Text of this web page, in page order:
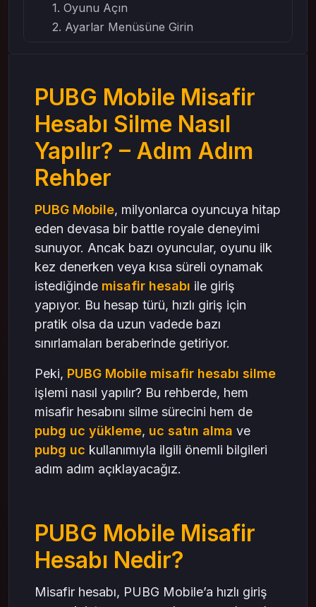
1. Oyunu Açın
2. Ayarlar Menüsüne Girin
5. Verileri Temizleyin
Misafir Hesabı Silmeden Önce Dikkat Etmeniz
Gerekenler
PUBG UC Yükleme ve Misafir Hesap Riski
UC Satın Alma Öncesi Hesap Güvenliği
PUBG UC Kullanım Stratejileri
PUBG Mobile Hesap Türleri Arasında Geçiş
Misafir Hesap Silme ve Yeni Başlangıç
Sonuç: PUBG Mobile’da Güvenli ve Kalıcı
Hesap Kullanımı
Mas4games ile Güvenilir PUBG UC Yükleme
Deneyimi
PUBG Mobile Misafir
Hesabı Silme Nasıl
Yapılır? – Adım Adım
Rehber
PUBG Mobile, milyonlarca oyuncuya hitap
eden devasa bir battle royale deneyimi
sunuyor. Ancak bazı oyuncular, oyunu ilk
kez denerken veya kısa süreli oynamak
istediğinde misafir hesabı ile giriş
yapıyor. Bu hesap türü, hızlı giriş için
pratik olsa da uzun vadede bazı
sınırlamaları beraberinde getiriyor.
Peki, PUBG Mobile misafir hesabı silme
işlemi nasıl yapılır? Bu rehberde, hem
misafir hesabını silme sürecini hem de
pubg uc yükleme, uc satın alma ve
pubg uc kullanımıyla ilgili önemli bilgileri
adım adım açıklayacağız.
PUBG Mobile Misafir
Hesabı Nedir?
Misafir hesabı, PUBG Mobile’a hızlı giriş